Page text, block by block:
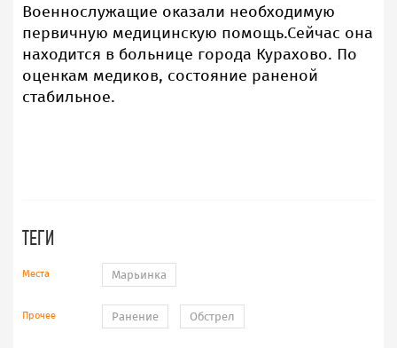
Военнослужащие оказали необходимую
первичную медицинскую помощь.Сейчас она
находится в больнице города Курахово. По
оценкам медиков, состояние раненой
стабильное.
ТЕГИ
Места Марьинка
Прочее Ранение Обстрел